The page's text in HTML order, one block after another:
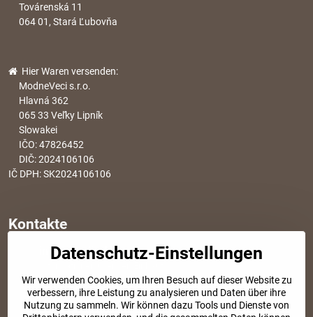
Továrenská 11
064 01, Stará Ľubovňa
Hier Waren versenden:
ModneVeci s.r.o.
Hlavná 362
065 33 Veľky Lipník
Slowakei
IČO: 47826452
DIČ: 2024106106
IČ DPH: SK2024106106
Kontakte
info​@modischesachen​.de
+421 917 917 801
Tel. Kundenservice von 8:30 bis 15:00
Datenschutz-Einstellungen
Wir verwenden Cookies, um Ihren Besuch auf dieser Website zu
verbessern, ihre Leistung zu analysieren und Daten über ihre
Nutzung zu sammeln. Wir können dazu Tools und Dienste von